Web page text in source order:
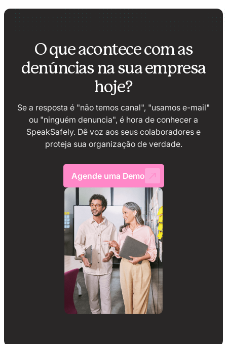
O que acontece com as
denúncias na sua empresa
hoje?
Se a resposta é "não temos canal", "usamos e-mail"
ou "ninguém denuncia", é hora de conhecer a
SpeakSafely. Dê voz aos seus colaboradores e
proteja sua organização de verdade.
Agende uma Demo